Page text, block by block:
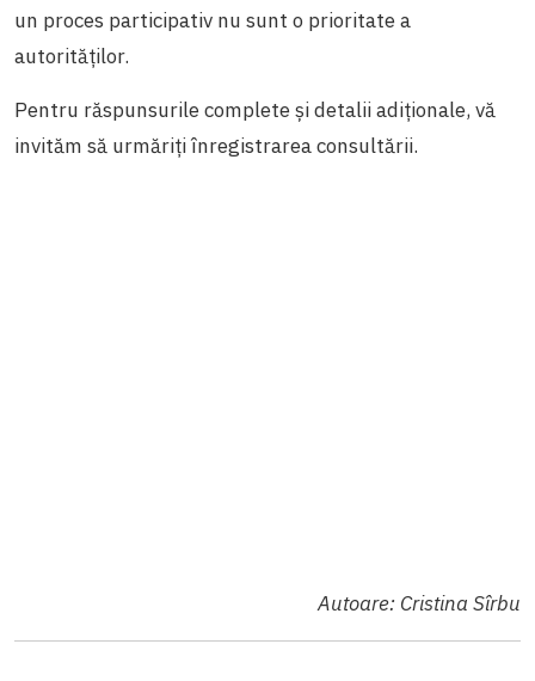
un proces participativ nu sunt o prioritate a
autorităților.
Pentru răspunsurile complete și detalii adiționale, vă
invităm să urmăriți înregistrarea consultării.
Autoare: Cristina Sîrbu